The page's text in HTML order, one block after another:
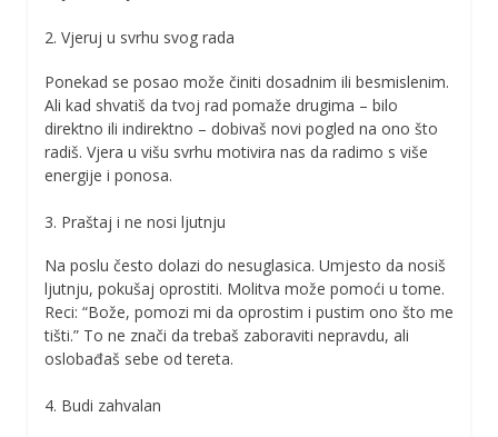
2. Vjeruj u svrhu svog rada
Ponekad se posao može činiti dosadnim ili besmislenim.
Ali kad shvatiš da tvoj rad pomaže drugima – bilo
direktno ili indirektno – dobivaš novi pogled na ono što
radiš. Vjera u višu svrhu motivira nas da radimo s više
energije i ponosa.
3. Praštaj i ne nosi ljutnju
Na poslu često dolazi do nesuglasica. Umjesto da nosiš
ljutnju, pokušaj oprostiti. Molitva može pomoći u tome.
Reci: “Bože, pomozi mi da oprostim i pustim ono što me
tišti.” To ne znači da trebaš zaboraviti nepravdu, ali
oslobađaš sebe od tereta.
4. Budi zahvalan